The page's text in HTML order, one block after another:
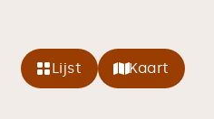
Lijst Kaart